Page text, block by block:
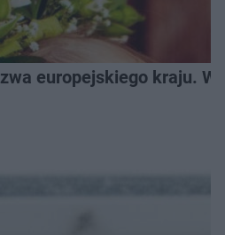
europejskiego kraju.